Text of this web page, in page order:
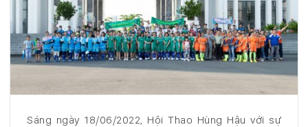
Sáng ngày 18/06/2022, Hội Thao Hùng Hậu với sự